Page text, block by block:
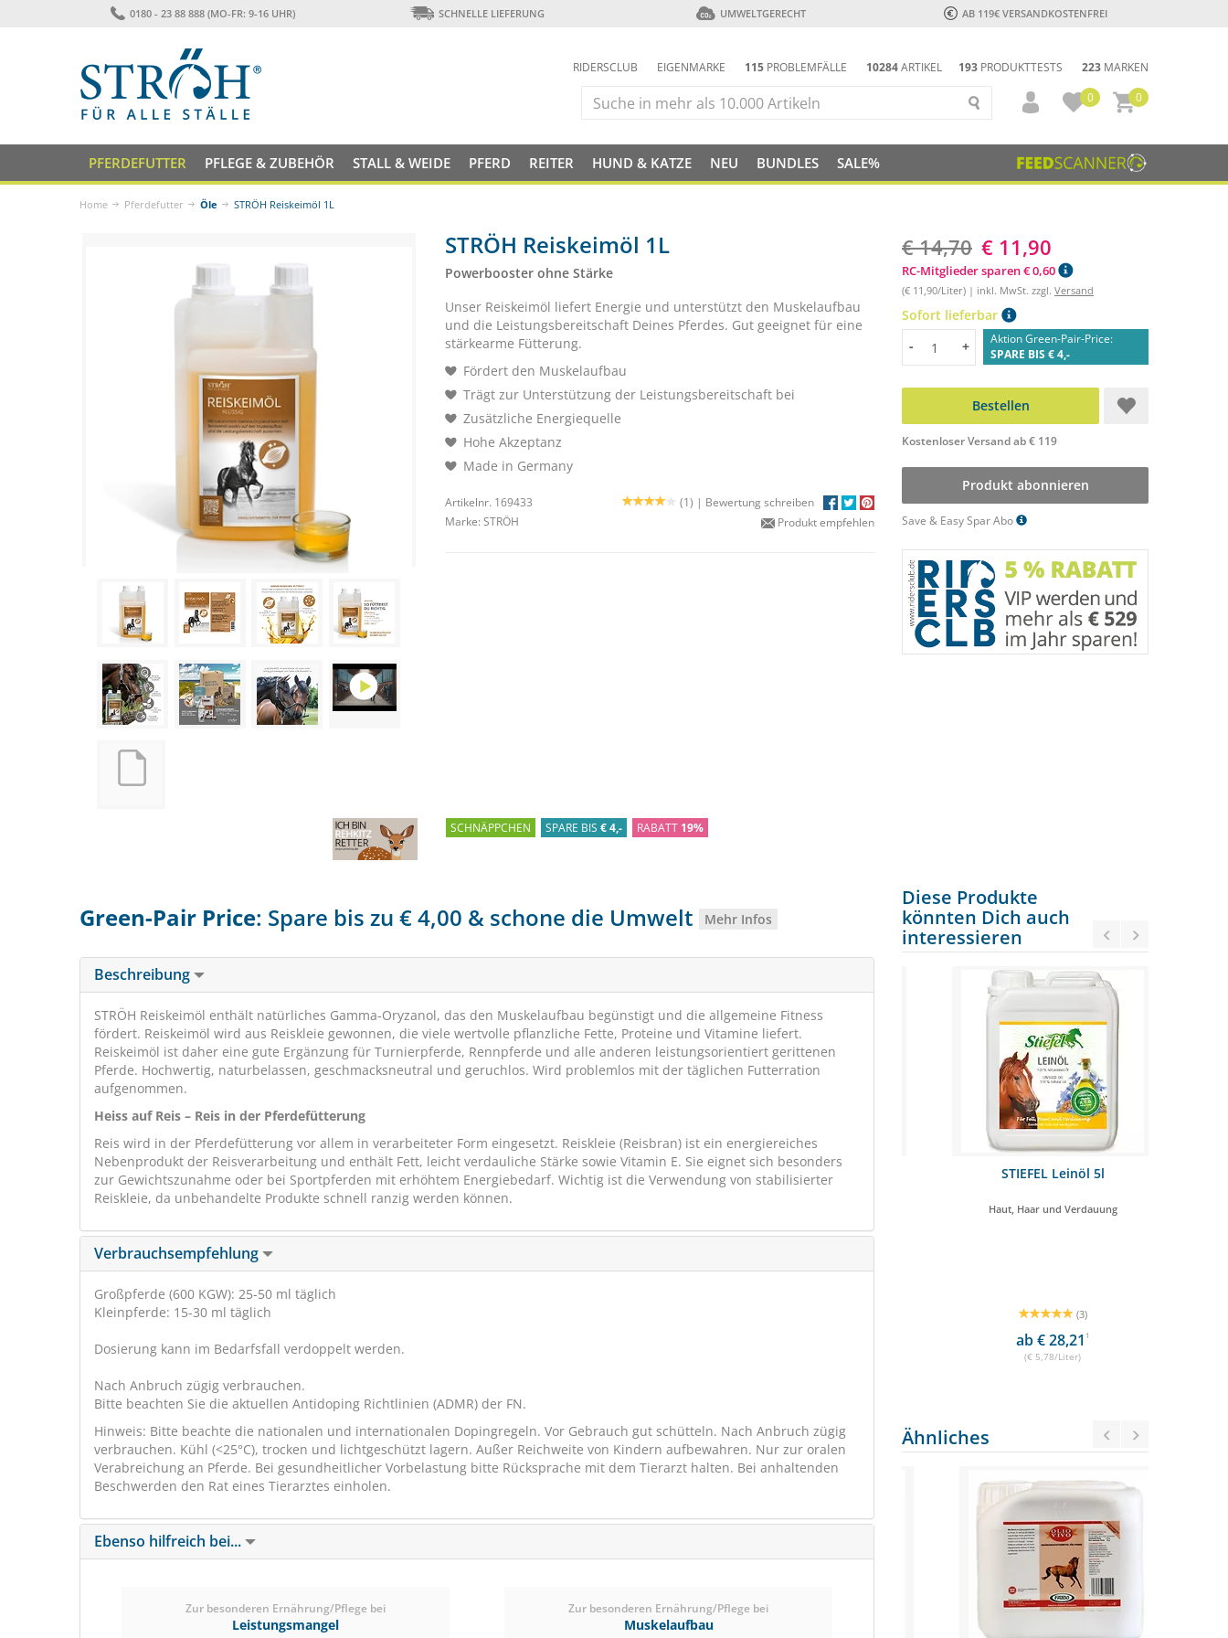
0180 - 23 88 888 (MO-FR: 9-16 UHR) SCHNELLE LIEFERUNG UMWELTGERECHT AB 119€ VERSANDKOSTENFREI
193 PRODUKTTESTS 223 MARKEN
RIDERSCLUB EIGENMARKE 115 PROBLEMFÄLLE 10284ARTIKEL
0
0
PFERDEFUTTER PFLEGE & ZUBEHÖR STALL & WEIDE PFERD REITER HUND & KATZE NEU BUNDLES SALE%
Home Pferdefutter Öle STRÖH Reiskeimöl 1L
STRÖH Reiskeimöl 1L
Powerbooster ohne Stärke
Unser Reiskeimöl liefert Energie und unterstützt den Muskelaufbau
und die Leistungsbereitschaft Deines Pferdes. Gut geeignet für eine
stärkearme Fütterung.
Fördert den Muskelaufbau
Trägt zur Unterstützung der Leistungsbereitschaft bei
Zusätzliche Energiequelle
Hohe Akzeptanz
Made in Germany
Artikelnr. 169433 (1) | Bewertung schreiben
Marke: STRÖH Produkt empfehlen
€ 14,70 € 11,90
RC-Mitglieder sparen € 0,60
(€ 11,90/Liter) | inkl. MwSt. zzgl. Versand
Sofort lieferbar
Menge
- +
Aktion Green-Pair-Price:
SPARE BIS € 4,-
Bestellen
Kostenloser Versand ab € 119
Produkt abonnieren
Save & Easy Spar Abo
SCHNÄPPCHEN SPARE BIS € 4,- RABATT 19%
Green-Pair Price: Spare bis zu € 4,00 & schone die Umwelt Mehr Infos
Beschreibung
STRÖH Reiskeimöl enthält natürliches Gamma-Oryzanol, das den Muskelaufbau begünstigt und die allgemeine Fitness
fördert. Reiskeimöl wird aus Reiskleie gewonnen, die viele wertvolle pflanzliche Fette, Proteine und Vitamine liefert.
Reiskeimöl ist daher eine gute Ergänzung für Turnierpferde, Rennpferde und alle anderen leistungsorientiert gerittenen
Pferde. Hochwertig, naturbelassen, geschmacksneutral und geruchlos. Wird problemlos mit der täglichen Futterration
aufgenommen.
Heiss auf Reis – Reis in der Pferdefütterung
Reis wird in der Pferdefütterung vor allem in verarbeiteter Form eingesetzt. Reiskleie (Reisbran) ist ein energiereiches
Nebenprodukt der Reisverarbeitung und enthält Fett, leicht verdauliche Stärke sowie Vitamin E. Sie eignet sich besonders
zur Gewichtszunahme oder bei Sportpferden mit erhöhtem Energiebedarf. Wichtig ist die Verwendung von stabilisierter
Reiskleie, da unbehandelte Produkte schnell ranzig werden können.
Verbrauchsempfehlung
Großpferde (600 KGW): 25-50 ml täglich
Kleinpferde: 15-30 ml täglich
Dosierung kann im Bedarfsfall verdoppelt werden.
Nach Anbruch zügig verbrauchen.
Bitte beachten Sie die aktuellen Antidoping Richtlinien (ADMR) der FN.
Hinweis: Bitte beachte die nationalen und internationalen Dopingregeln. Vor Gebrauch gut schütteln. Nach Anbruch zügig
verbrauchen. Kühl (<25°C), trocken und lichtgeschützt lagern. Außer Reichweite von Kindern aufbewahren. Nur zur oralen
Verabreichung an Pferde. Bei gesundheitlicher Vorbelastung bitte Rücksprache mit dem Tierarzt halten. Bei anhaltenden
Beschwerden den Rat eines Tierarztes einholen.
Ebenso hilfreich bei...
Zur besonderen Ernährung/Pflege bei
Leistungsmangel
Zur besonderen Ernährung/Pflege bei
Muskelaufbau
Diese Produkte
könnten Dich auch
interessieren
Höveler Reformin plus 25 kg
SCHNÄPPCHEN
VERSANDKOSTENFREI
STIEFEL Leinöl 5l
Haut, Haar und Verdauung
(3)
ab € 28,211
(€ 5,78/Liter)
Ähnliches